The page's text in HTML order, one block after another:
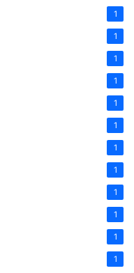
1
1
1
1
1
1
1
1
1
1
1
1